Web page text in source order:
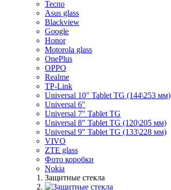
Tecno
Asus glass
Blackview
Google
Honor
Motorola glass
OnePlus
OPPO
Realme
TP-Link
Universal 10" Tablet TG (144\253 мм)
Universal 6"
Universal 7" Tablet TG
Universal 8" Tablet TG (120\205 мм)
Universal 9" Tablet TG (133\228 мм)
VIVO
ZTE glass
Фото коробки
Nokia
Защитные стекла